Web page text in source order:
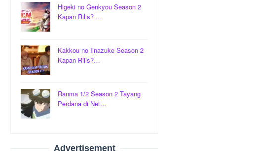
Higeki no Genkyou Season 2
Kapan Rilis? …
Kakkou no Iinazuke Season 2
Kapan Rilis?…
Ranma 1/2 Season 2 Tayang
Perdana di Net…
Advertisement